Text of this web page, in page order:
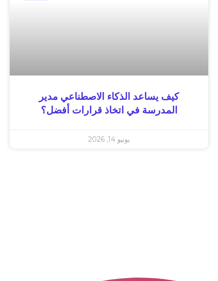
كيف يساعد الذكاء الاصطناعي مدير
المدرسة في اتخاذ قرارات أفضل؟
يونيو 14, 2026